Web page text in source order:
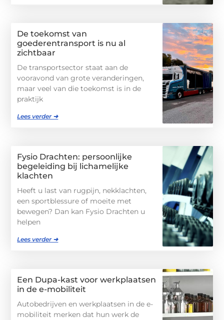
De toekomst van
goederentransport is nu al
zichtbaar
De transportsector staat aan de
vooravond van grote veranderingen,
maar veel van die toekomst is in de
praktijk
Lees verder ➜
Fysio Drachten: persoonlijke
begeleiding bij lichamelijke
klachten
Heeft u last van rugpijn, nekklachten,
een sportblessure of moeite met
bewegen? Dan kan Fysio Drachten u
helpen
Lees verder ➜
Een Dupa-kast voor werkplaatsen
in de e-mobiliteit
Autobedrijven en werkplaatsen in de e-
mobiliteit merken dat hun werk de